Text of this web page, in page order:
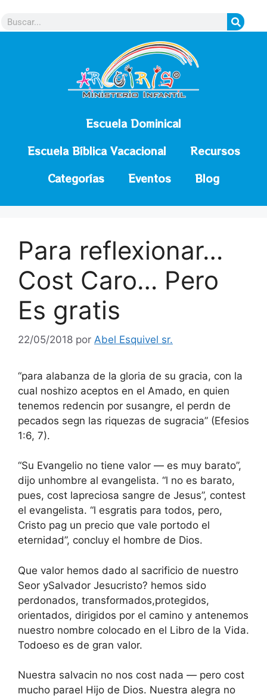
Escuela Dominical
Escuela Bíblica Vacacional
Recursos
Categorías
Eventos Blog
Para reflexionar…
Cost Caro… Pero
Es gratis
22/05/2018 por Abel Esquivel sr.
“para alabanza de la gloria de su gracia, con la
cual noshizo aceptos en el Amado, en quien
tenemos redencin por susangre, el perdn de
pecados segn las riquezas de sugracia” (Efesios
1:6, 7).
“Su Evangelio no tiene valor — es muy barato”,
dijo unhombre al evangelista. “l no es barato,
pues, cost lapreciosa sangre de Jesus”, contest
el evangelista. “l esgratis para todos, pero,
Cristo pag un precio que vale portodo el
eternidad”, concluy el hombre de Dios.
Que valor hemos dado al sacrificio de nuestro
Seor ySalvador Jesucristo? hemos sido
perdonados, transformados,protegidos,
orientados, dirigidos por el camino y antenemos
nuestro nombre colocado en el Libro de la Vida.
Todoeso es de gran valor.
Nuestra salvacin no nos cost nada — pero cost
mucho parael Hijo de Dios. Nuestra alegra no